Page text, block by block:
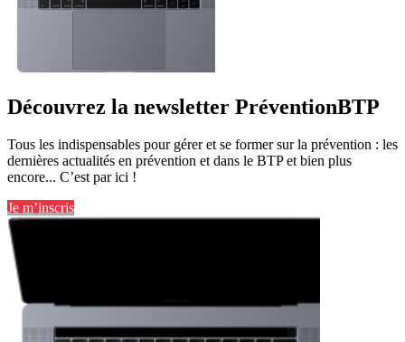
Découvrez la newsletter PréventionBTP
Tous les indispensables pour gérer et se former sur la prévention : les
dernières actualités en prévention et dans le BTP et bien plus
encore... C’est par ici !
Je m’inscris